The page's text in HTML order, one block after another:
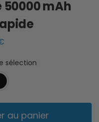
mAh
sélection
au panier